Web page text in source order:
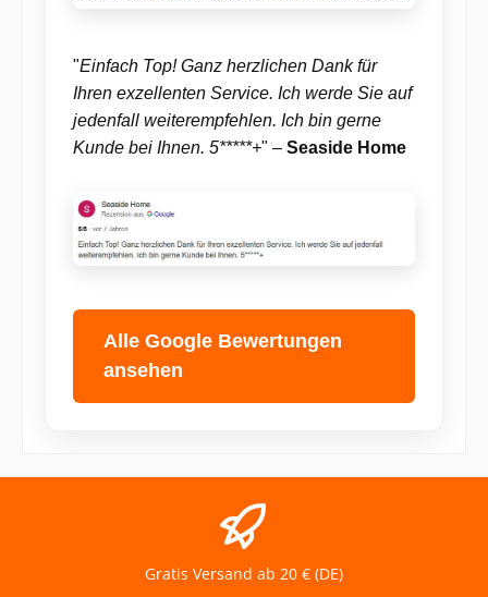
"Einfach Top! Ganz herzlichen Dank für
Ihren exzellenten Service. Ich werde Sie auf
jedenfall weiterempfehlen. Ich bin gerne
Kunde bei Ihnen. 5*****+" – Seaside Home
Alle Google Bewertungen
ansehen
Gratis Versand ab 20 € (DE)